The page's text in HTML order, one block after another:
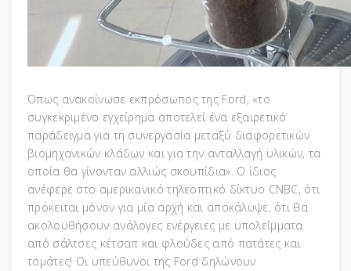
Όπως ανακοίνωσε εκπρόσωπος της Ford, «το
συγκεκριμένο εγχείρημα αποτελεί ένα εξαιρετικό
παράδειγμα για τη συνεργασία μεταξύ διαφορετικών
βιομηχανικών κλάδων και για την ανταλλαγή υλικών, τα
οποία θα γίνονταν αλλιώς σκουπίδια». Ο ίδιος
ανέφερε στο αμερικανικό τηλεοπτικό δίκτυο CNBC, ότι
πρόκειται μόνον για μία αρχή και αποκάλυψε, ότι θα
ακολουθήσουν ανάλογες ενέργειες με υπολείμματα
από σάλτσες κέτσαπ και φλούδες από πατάτες και
τομάτες! Οι υπεύθυνοι της Ford δηλώνουν